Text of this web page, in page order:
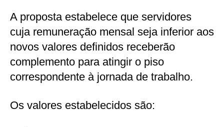
A proposta estabelece que servidores
cuja remuneração mensal seja inferior aos
novos valores definidos receberão
complemento para atingir o piso
correspondente à jornada de trabalho.
Os valores estabelecidos são: